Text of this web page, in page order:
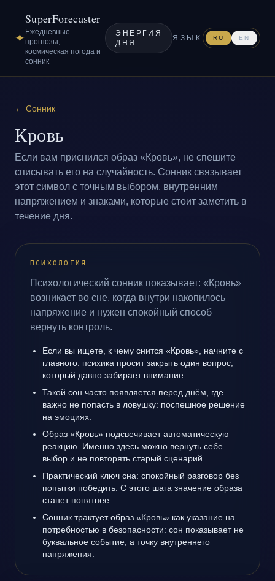
✦
SuperForecaster
Ежедневные
прогнозы,
космическая погода и
сонник
ЭНЕРГИЯ
ДНЯ
ЯЗЫК RU EN
← Сонник
Кровь
Если вам приснился образ «Кровь», не спешите
списывать его на случайность. Сонник связывает
этот символ с точным выбором, внутренним
напряжением и знаками, которые стоит заметить в
течение дня.
ПСИХОЛОГИЯ
Психологический сонник показывает: «Кровь»
возникает во сне, когда внутри накопилось
напряжение и нужен спокойный способ
вернуть контроль.
Если вы ищете, к чему снится «Кровь», начните с
главного: психика просит закрыть один вопрос,
который давно забирает внимание.
Такой сон часто появляется перед днём, где
важно не попасть в ловушку: поспешное решение
на эмоциях.
Образ «Кровь» подсвечивает автоматическую
реакцию. Именно здесь можно вернуть себе
выбор и не повторять старый сценарий.
Практический ключ сна: спокойный разговор без
попытки победить. С этого шага значение образа
станет понятнее.
Сонник трактует образ «Кровь» как указание на
потребностью в безопасности: сон показывает не
буквальное событие, а точку внутреннего
напряжения.